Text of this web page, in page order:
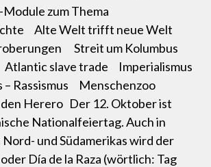
zum Thema
Alte Welt trifft neue Welt
Streit um Kolumbus
slave trade Imperialismus
– Rassismus Menschenzoo
Herero Der 12. Oktober ist
Nationalfeiertag. Auch in
und Südamerikas wird der
Día de la Raza (wörtlich: Tag